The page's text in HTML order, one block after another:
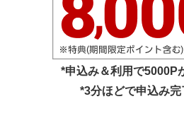
*申込み＆利用で5000P
*3分ほどで申込み完